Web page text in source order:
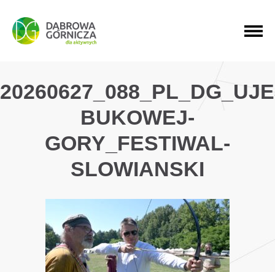
PRZEJDŹ DO MENU GŁÓWNEGO
PRZEJDŹ DO WYSZUKIWARKI
PRZEJDŹ DO TREŚCI
BUKOWEJ-
GORY_FESTIWAL-
SLOWIANSKI